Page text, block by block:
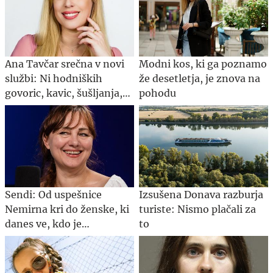
Ana Tavčar srečna v novi
službi: Ni hodniških
govoric, kavic, šušljanja,
igric in politike
Modni kos, ki ga poznamo
že desetletja, je znova na
pohodu
Sendi: Od uspešnice
Nemirna kri do ženske, ki
danes ve, kdo je
#Spotkast
Izsušena Donava razburja
turiste: Nismo plačali za
to